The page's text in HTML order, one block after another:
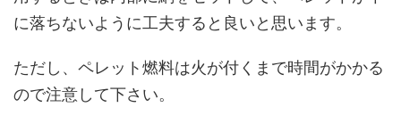
に落ちないように工夫すると良いと思います。
ただし、ペレット燃料は火が付くまで時間がかかる
ので注意して下さい。